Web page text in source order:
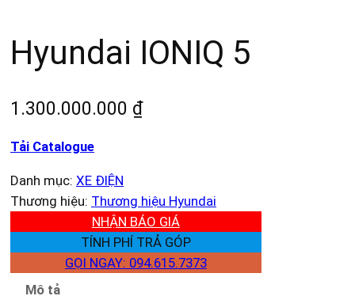
Hyundai IONIQ 5
1.300.000.000 ₫
Tải Catalogue
Danh mục: XE ĐIỆN
Thương hiệu: Thương hiệu Hyundai
NHẬN BÁO GIÁ
TÍNH PHÍ TRẢ GÓP
GỌI NGAY: 094.615.7373
Mô tả